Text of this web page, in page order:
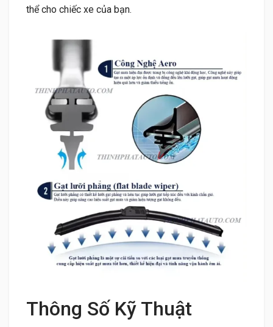
thể cho chiếc xe của bạn.
Thông Số Kỹ Thuật